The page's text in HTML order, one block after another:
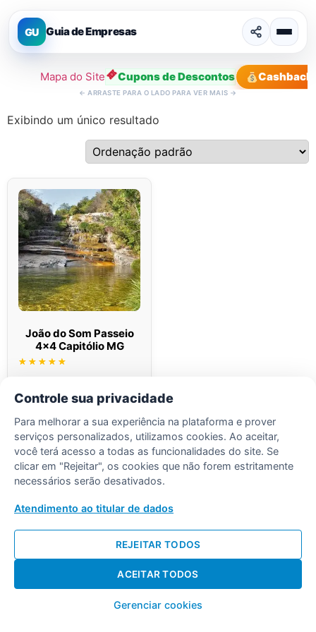
GU Guia de Empresas
Mapa do Site Cupons de Descontos Cashback
← ARRASTE PARA O LADO PARA VER MAIS →
Exibindo um único resultado
João do Som Passeio
4×4 Capitólio MG
de 5
Ler mais
Desenvolvido por Diogo Soares
Controle sua privacidade
Para melhorar a sua experiência na plataforma e prover
serviços personalizados, utilizamos cookies. Ao aceitar,
você terá acesso a todas as funcionalidades do site. Se
clicar em "Rejeitar", os cookies que não forem estritamente
necessários serão desativados.
Atendimento ao titular de dados
Gerenciar cookies
REJEITAR TODOS
ACEITAR TODOS